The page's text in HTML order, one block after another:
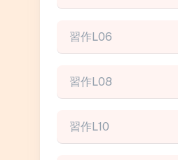
習作L06
習作L08
習作L10